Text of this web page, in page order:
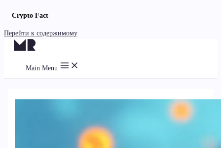
Crypto Fact
Перейти к содержимому
Main Menu